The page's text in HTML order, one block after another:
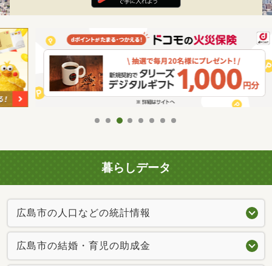
暮らしデータ
広島市の人口などの統計情報
広島市の結婚・育児の助成金